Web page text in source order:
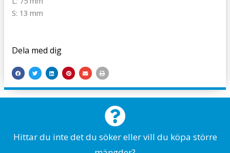
S: 13 mm
Dela med dig
Hittar du inte det du söker eller vill du köpa större